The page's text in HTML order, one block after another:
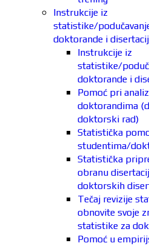
Instrukcije iz
statistike/
doktorande i
Instrukcije iz
statistike/
doktorande i
Pomoć pri
doktorandima
doktorski rad)
Statistička
studentima/
Statistička
obranu
doktorskih
Tečaj revizije
obnovite svoje
statistike za
Pomoć u